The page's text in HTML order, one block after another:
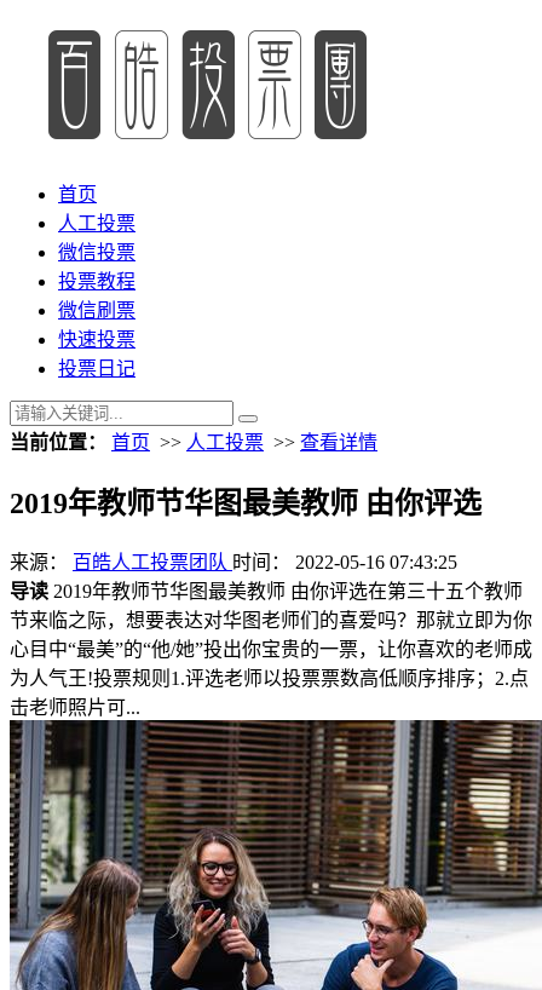
首页
人工投票
微信投票
投票教程
微信刷票
快速投票
投票日记
当前位置： 首页 >> 人工投票 >> 查看详情
2019年教师节华图最美教师 由你评选
来源： 百皓人工投票团队 时间： 2022-05-16 07:43:25
导读 2019年教师节华图最美教师 由你评选在第三十五个教师
节来临之际，想要表达对华图老师们的喜爱吗？那就立即为你
心目中“最美”的“他/她”投出你宝贵的一票，让你喜欢的老师成
为人气王!投票规则1.评选老师以投票票数高低顺序排序；2.点
击老师照片可...